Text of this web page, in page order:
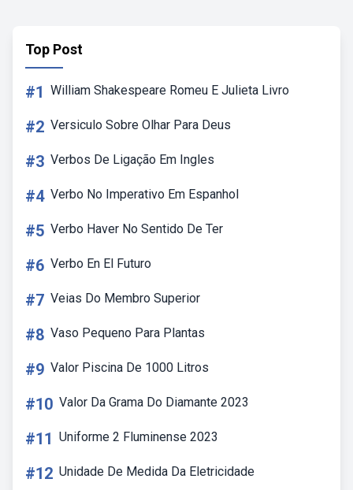
Top Post
#1 William Shakespeare Romeu E Julieta Livro
#2 Versiculo Sobre Olhar Para Deus
#3 Verbos De Ligação Em Ingles
#4 Verbo No Imperativo Em Espanhol
#5 Verbo Haver No Sentido De Ter
#6 Verbo En El Futuro
#7 Veias Do Membro Superior
#8 Vaso Pequeno Para Plantas
#9 Valor Piscina De 1000 Litros
#10 Valor Da Grama Do Diamante 2023
#11 Uniforme 2 Fluminense 2023
#12 Unidade De Medida Da Eletricidade